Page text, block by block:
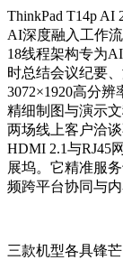
ThinkPad T14p
AI深度融入工作
18线程架构专为
时总结会议纪要
3072×1920高分
精细制图与演示
两场线上客户洽
HDMI 2.1与RJ45
展坞。它精准服
频跨平台协同与
三款机型各具锋